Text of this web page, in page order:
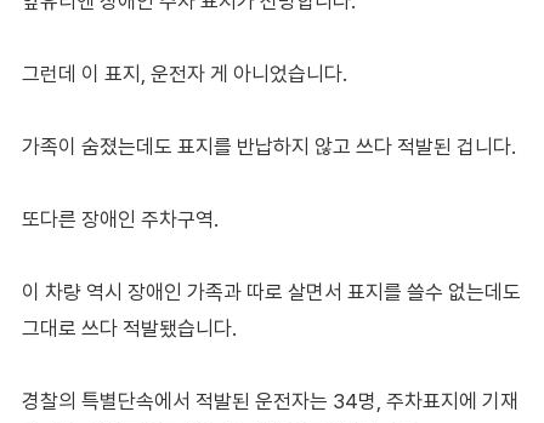
그런데 이 표지, 운전자 게 아니었습니다.
가족이 숨졌는데도 표지를 반납하지 않고 쓰다 적발된 겁니다.
또다른 장애인 주차구역.
이 차량 역시 장애인 가족과 따로 살면서 표지를 쓸수 없는데도
그대로 쓰다 적발됐습니다.
경찰의 특별단속에서 적발된 운전자는 34명, 주차표지에 기재